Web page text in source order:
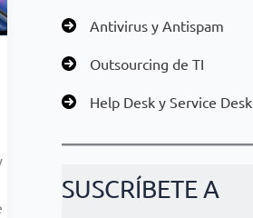
Antivirus y Antispam
Outsourcing de TI
Help Desk y Service Desk
SUSCRÍBETE A